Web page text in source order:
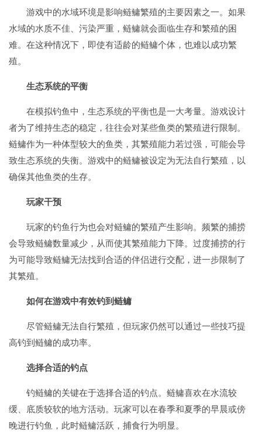
游戏中的水域环境是影响鲢鳙繁殖的主要因素之一。如果
水域的水质不佳、污染严重，鲢鳙就会面临生存和繁殖的困
难。在这种情况下，即使有适龄的鲢鳙个体，也难以成功繁
殖。
生态系统的平衡
在模拟钓鱼中，生态系统的平衡也是一大考量。游戏设计
者为了维持生态的稳定，往往会对某些鱼类的繁殖进行限制。
鲢鳙作为一种体型较大的鱼类，其繁殖能力若过强，可能会导
致生态系统的失衡。游戏中的鲢鳙被设定为无法自行繁殖，以
确保其他鱼类的生存。
玩家干预
玩家的钓鱼行为也会对鲢鳙的繁殖产生影响。频繁的捕捞
会导致鲢鳙数量减少，从而使其繁殖能力下降。过度捕捞的行
为可能导致鲢鳙无法找到合适的伴侣进行交配，进一步限制了
其繁殖。
如何在游戏中有效钓到鲢鳙
尽管鲢鳙无法自行繁殖，但玩家仍然可以通过一些技巧提
高钓到鲢鳙的成功率。
选择合适的钓点
钓鲢鳙的关键在于选择合适的钓点。鲢鳙喜欢在水流较
缓、底质较软的地方活动。玩家可以在春季和夏季的早晨或傍
晚进行钓鱼，此时鲢鳙活跃，捕食行为明显。